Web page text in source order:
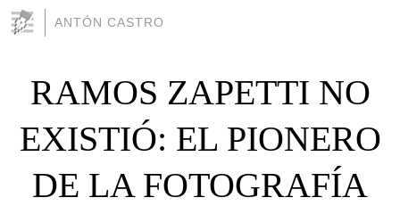
ANTÓN CASTRO
RAMOS ZAPETTI NO
EXISTIÓ: EL PIONERO
DE LA FOTOGRAFÍA